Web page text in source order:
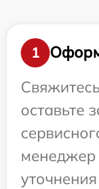
1
оставьте
менеджер